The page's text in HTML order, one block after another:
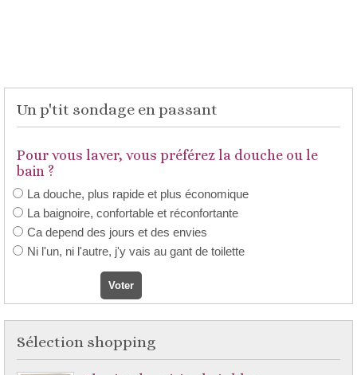
Un p'tit sondage en passant
Pour vous laver, vous préférez la douche ou le
bain ?
La douche, plus rapide et plus économique
La baignoire, confortable et réconfortante
Ca depend des jours et des envies
Ni l'un, ni l'autre, j'y vais au gant de toilette
Sélection shopping